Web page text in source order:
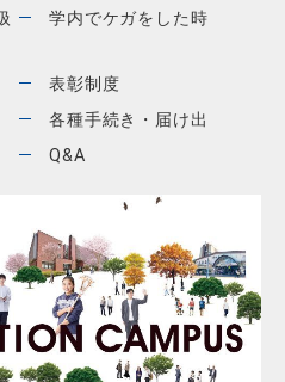
学内でケガをした時
表彰制度
各種手続き・届け出
Q&A